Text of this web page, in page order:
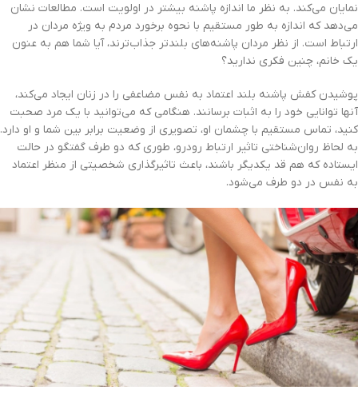
نمایان می‌کند. به نظر ما اندازه پاشنه بیشتر در اولویت است. مطالعات نشان
می‌دهد که اندازه به طور مستقیم با نحوه برخورد مردم به ویژه مردان در
ارتباط است. از نظر مردان پاشنه‌های بلندتر جذاب‌ترند، آیا شما هم به عنون
یک خانم، چنین فکری ندارید؟
پوشیدن کفش پاشنه بلند اعتماد به نفس مضاعفی را در زنان ایجاد می‌کند،
آنها توانایی خود را به اثبات برسانند. هنگامی که می‌توانید با یک مرد صحبت
کنید، تماس مستقیم با چشمان او، تصویری از وضعیت برابر بین شما و او دارد.
به لحاظ روان‌شناختی تاثیر ارتباط رودرو، طوری که دو طرف گفتگو در حالت
ایستاده که هم قد یکدیگر باشند، باعث تاثیر‌گذاری شخصیتی از منظر اعتماد
به نفس در دو طرف می‌شود.